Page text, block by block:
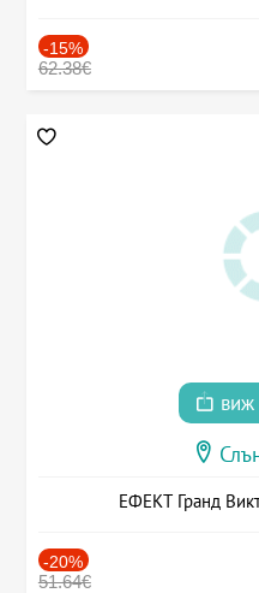
-15%
62.38€
виж
ЕФЕКТ Гранд
-20%
51.64€